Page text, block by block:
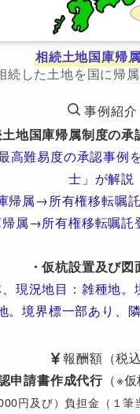
相続土地国庫帰
続した土地を国に帰
事例紹介
土地国庫帰属制度の
高難易度の承認事例
士」が解説
属→所有権移転嘱託
→所有権移転嘱託
・仮杭設置及び図
況地目：雑種地。
境界標一部あり、隣
報酬額（税込
申請書作成代行 （※
円及び）負担金（１筆